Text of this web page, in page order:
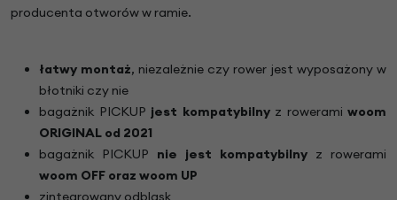
producenta otworów w ramie.
łatwy montaż, niezależnie czy rower jest wyposażony w
błotniki czy nie
bagażnik PICKUP jest kompatybilnyz rowerami woom
ORIGINAL od 2021
bagażnik PICKUP nie jest kompatybilny z rowerami
woom OFF oraz woom UP
zintegrowany odblask